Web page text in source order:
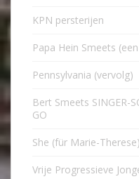
KPN persterijen
Papa Hein Smeets
Pennsylvania (vervolg)
Bert Smeets SINGER-
GO
She (für Marie-Therese)
Vrije Progressieve